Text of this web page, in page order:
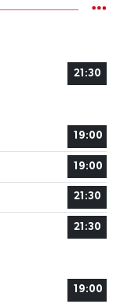
21:30
19:00
19:00
21:30
21:30
19:00